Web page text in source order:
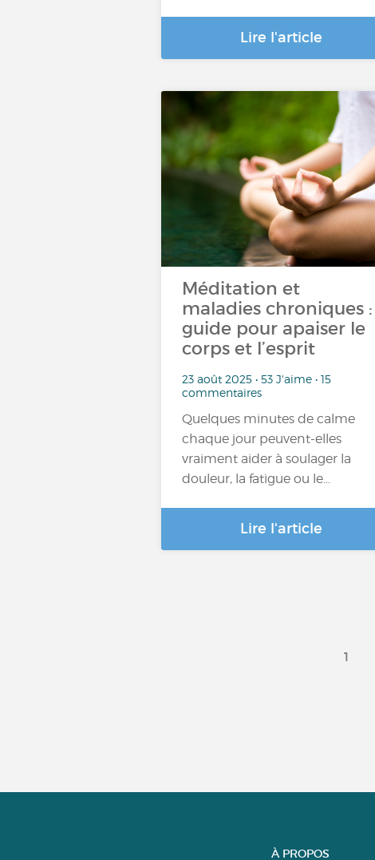
Lire l'article
Méditation et
maladies chroniques :
guide pour apaiser le
corps et l’esprit
23 août 2025 • 53 J'aime • 15
commentaires
Quelques minutes de calme
chaque jour peuvent-elles
vraiment aider à soulager la
douleur, la fatigue ou le…
Lire l'article
1
À PROPOS